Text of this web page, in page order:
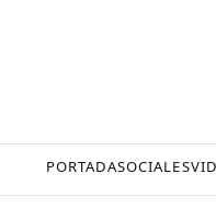
PORTADASOCIALES